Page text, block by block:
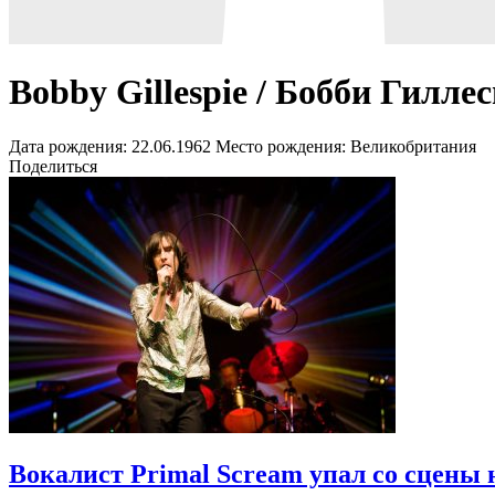
Bobby Gillespie / Бобби
Дата рождения: 22.06.1962 Место рождения: Великобритания
Поделиться
Вокалист Primal Scream упал со